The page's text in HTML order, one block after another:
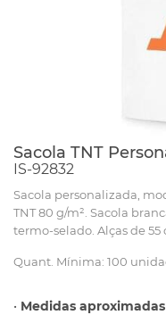
Sacola TNT
IS-92832
Sacola personalizada,
TNT 80 g/m². Sacola
termo-selado. Alças de 55
Quant. Mínima: 100
• Medidas